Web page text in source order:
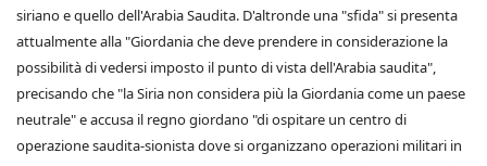
siriano e quello dell'Arabia Saudita. D'altronde una "sfida" si presenta
attualmente alla "Giordania che deve prendere in considerazione la
possibilità di vedersi imposto il punto di vista dell'Arabia saudita",
precisando che "la Siria non considera più la Giordania come un paese
neutrale" e accusa il regno giordano "di ospitare un centro di
operazione saudita-sionista dove si organizzano operazioni militari in